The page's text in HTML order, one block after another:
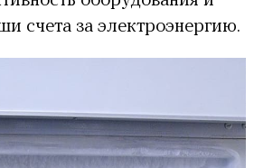
счета за электроэнергию.